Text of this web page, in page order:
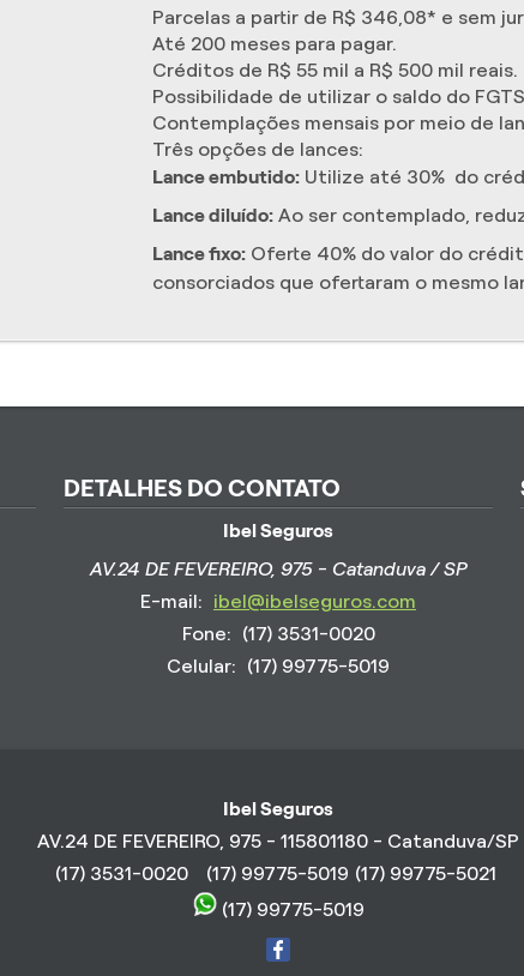
Parcelas a partir de R$ 346,08* e sem
Até 200 meses para pagar.
Créditos de R$ 55 mil a R$ 500 mil reais.
Possibilidade de utilizar o saldo do
Contemplações mensais por meio de
Três opções de lances:
Lance embutido: Utilize até 30% do
Lance diluído: Ao ser contemplado,
Lance fixo: Oferte 40% do valor do
consorciados que ofertaram o mesmo
DETALHES DO CONTATO
Ibel Seguros
AV.24 DE FEVEREIRO, 975 - Catanduva / SP
E-mail:
ibel@ibelseguros.com
Fone:
(17) 3531-0020
Celular:
(17) 99775-5019
Ibel Seguros
AV.24 DE FEVEREIRO, 975 - 115801180 - Catanduva/SP
(17) 3531-0020
(17) 99775-5019 (17) 99775-5021
(17) 99775-5019